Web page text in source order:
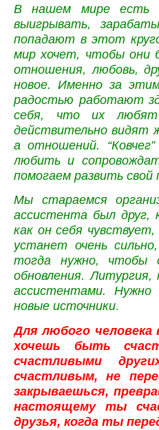
В нашем мире есть
выигрывать,
попадают в этот
мир хочет, чтобы они
отношения, любовь,
новое. Именно за
радостью работают
себя, что их
действительно видят
а отношений.
любить и
помогаем развить свой
Мы стараемся
ассистента был друг,
как он себя
устанет очень
тогда нужно, чтобы
обновления.
ассистентами.
новые источники.
Для любого
хочешь быть
счастливыми
счастливым, не
закрываешься,
настоящему ты
друзья, когда ты